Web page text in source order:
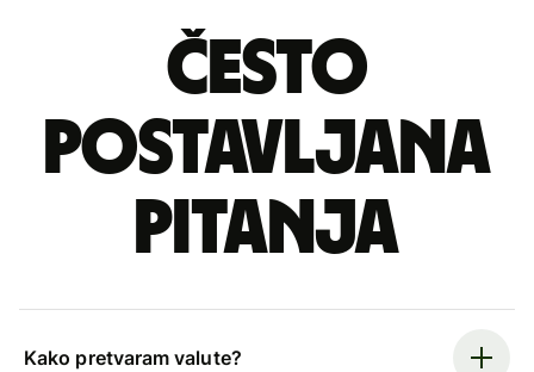
Često
postavljana
pitanja
Kako pretvaram valute?